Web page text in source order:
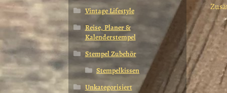
Vintage Lifestyle
Reise, Planer &
Kalenderstempel
Stempel Zubehör
Stempelkissen
Unkategorisiert